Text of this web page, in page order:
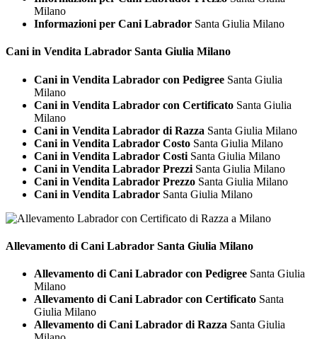
Milano
Informazioni per Cani Labrador Santa Giulia Milano
Cani in Vendita Labrador Santa Giulia Milano
Cani in Vendita Labrador con Pedigree Santa Giulia
Milano
Cani in Vendita Labrador con Certificato Santa Giulia
Milano
Cani in Vendita Labrador di Razza Santa Giulia Milano
Cani in Vendita Labrador Costo Santa Giulia Milano
Cani in Vendita Labrador Costi Santa Giulia Milano
Cani in Vendita Labrador Prezzi Santa Giulia Milano
Cani in Vendita Labrador Prezzo Santa Giulia Milano
Cani in Vendita Labrador Santa Giulia Milano
Allevamento di Cani Labrador Santa Giulia Milano
Allevamento di Cani Labrador con Pedigree Santa Giulia
Milano
Allevamento di Cani Labrador con Certificato Santa
Giulia Milano
Allevamento di Cani Labrador di Razza Santa Giulia